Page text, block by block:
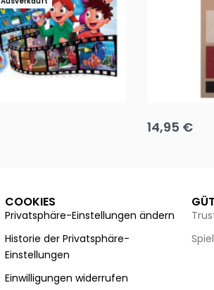
Team up
14,95 €
COOKIES
Privatsphäre-Einstellungen ändern
Historie der Privatsphäre-
Einstellungen
Einwilligungen widerrufen